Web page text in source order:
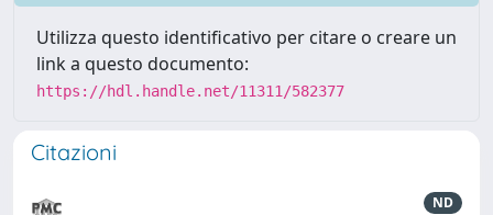
Utilizza questo identificativo per citare o creare un
link a questo documento:
https://hdl.handle.net/11311/582377
Citazioni
ND